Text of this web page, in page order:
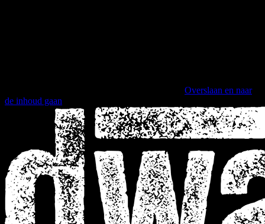
Overslaan en naar
de inhoud gaan